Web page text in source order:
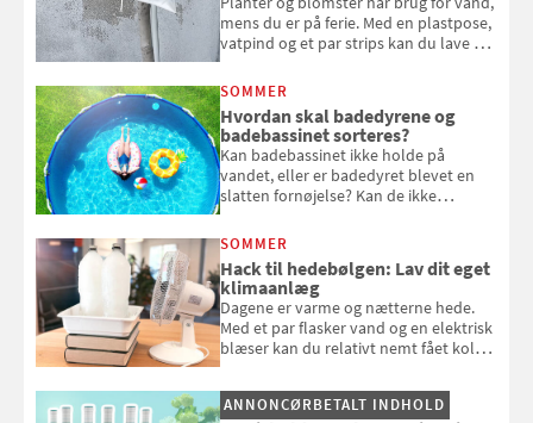
mens du er på ferie. Med en plastpose,
vatpind og et par strips kan du lave dit
at bede naboen om at vande eller
komme hjem til døde planter
SOMMER
Hvordan skal badedyrene og
badebassinet sorteres?
Kan badebassinet ikke holde på
vandet, eller er badedyret blevet en
slatten fornøjelse? Kan de ikke
opmærksom, når du smider
badebassinet eller et badedyr ud
SOMMER
Hack til hedebølgen: Lav dit eget
klimaanlæg
Dagene er varme og nætterne hede.
Med et par flasker vand og en elektrisk
blæser kan du relativt nemt fået koldt
og se, hvordan du gør
ANNONCØRBETALT INDHOLD